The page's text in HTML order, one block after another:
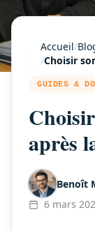
Accueil/
/Choisir
GUIDES &
après
Benoît
6 mars